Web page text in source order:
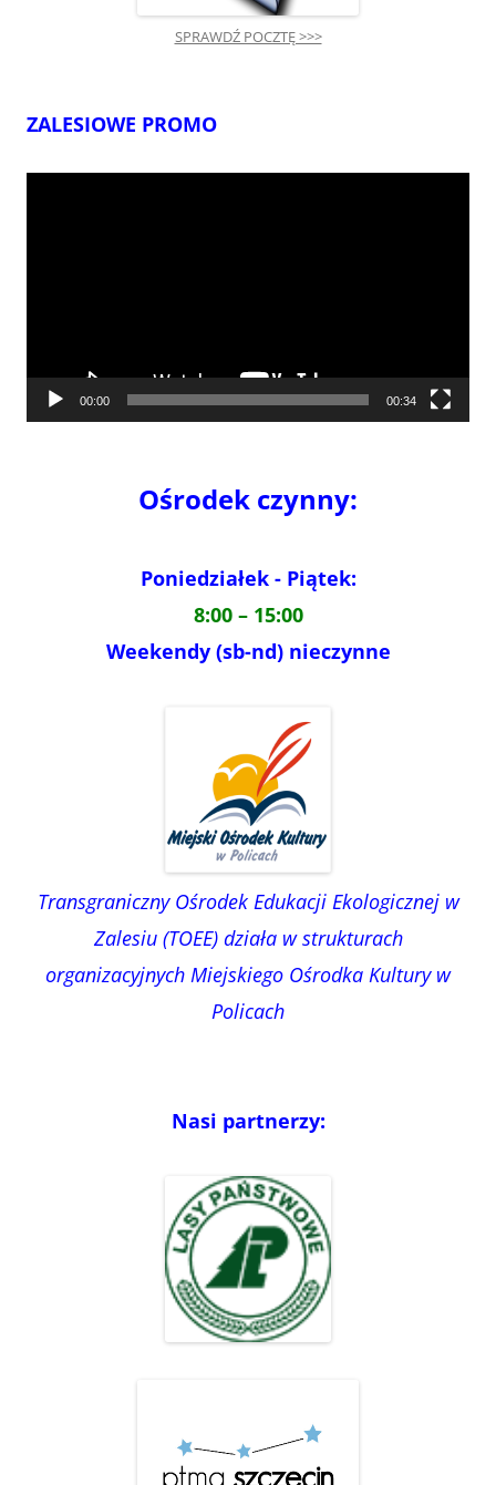
SPRAWDŹ POCZTĘ >>>
ZALESIOWE PROMO
Odtwarzacz
00:00 00:34
Ośrodek czynny:
Poniedziałek - Piątek:
8:00 – 15:00
Weekendy (sb-nd) nieczynne
Transgraniczny Ośrodek Edukacji Ekologicznej w
Zalesiu (TOEE) działa w strukturach
organizacyjnych Miejskiego Ośrodka Kultury w
Policach
Nasi partnerzy: